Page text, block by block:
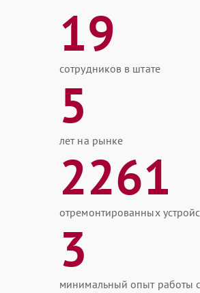
19
сотрудников в штате
5
лет на рынке
2261
отремонтированных
3
минимальный опыт работы